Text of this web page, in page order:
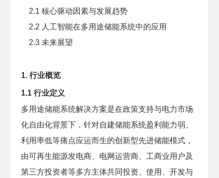
2.1 核心驱动因素与发展趋势
2.2 人工智能在多用途储能系统中的应用
2.3 未来展望
1. 行业概览
1.1 行业定义
多用途储能系统解决方案是在政策支持与电力市场
化自由化背景下，针对自建储能系统盈利能力弱、
利用率低等痛点应运而生的创新型先进储能模式，
由可再生能源发电商、电网运营商、工商业用户及
第三方投资者等多方主体共同投资、使用、开发与